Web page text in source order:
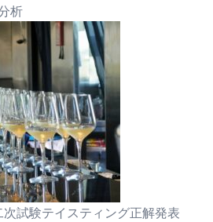
析
試験テイスティング正解発表